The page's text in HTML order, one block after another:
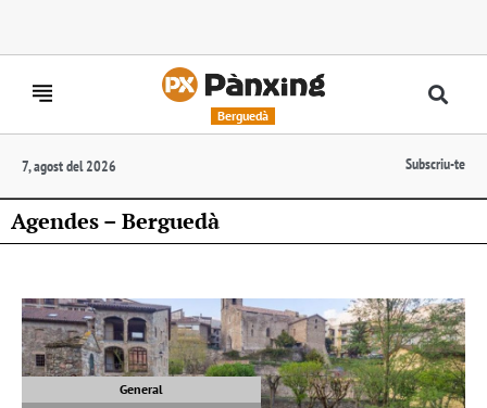
Berguedà
7, agost del 2026 Subscriu-te
Agendes – Berguedà
General